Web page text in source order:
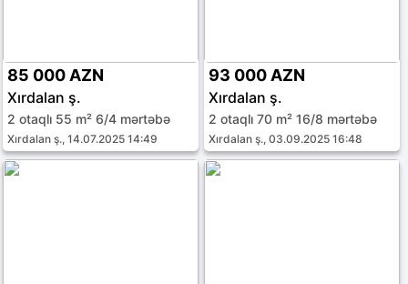
85 000 AZN
Xırdalan ş.
2 otaqlı 55 m² 6/4 mərtəbə
Xırdalan ş., 14.07.2025 14:49
93 000 AZN
Xırdalan ş.
2 otaqlı 70 m² 16/8 mərtəbə
Xırdalan ş., 03.09.2025 16:48